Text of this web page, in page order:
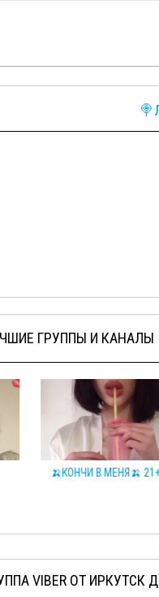
ГРУППЫ И КАНАЛЫ
В МЕНЯ🍌 21+
VIBER ОТ ИРКУТСК